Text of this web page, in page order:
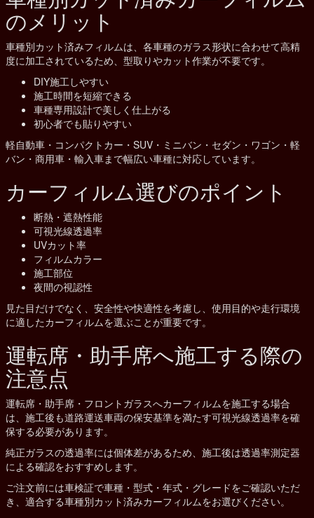
のメリット
車種別カット済みフィルムは、各車種のガラス形状に合わせて高精
度に加工されているため、型取りやカット作業が不要です。
DIY施工しやすい
施工時間を短縮できる
車種専用設計で美しく仕上がる
初心者でも貼りやすい
軽自動車・コンパクトカー・SUV・ミニバン・セダン・ワゴン・軽
バン・商用車・輸入車まで幅広い車種に対応しています。
カーフィルム選びのポイント
断熱・遮熱性能
可視光線透過率
UVカット率
フィルムカラー
施工部位
夜間の視認性
見た目だけでなく、安全性や快適性を考慮し、使用目的や走行環境
に適したカーフィルムを選ぶことが重要です。
運転席・助手席へ施工する際の
注意点
運転席・助手席・フロントガラスへカーフィルムを施工する場合
は、施工後も道路運送車両の保安基準を満たす可視光線透過率を確
保する必要があります。
純正ガラスの透過率には個体差があるため、施工後は透過率測定器
による確認をおすすめします。
ご注文前には車検証で車種・型式・年式・グレードをご確認いただ
き、適合する車種別カット済みカーフィルムをお選びください。